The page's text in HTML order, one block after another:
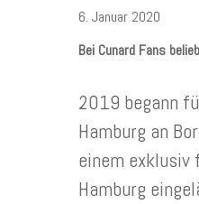
6. Januar 2020
Bei Cunard Fans
2019 begann
Hamburg an
einem exklusiv
Hamburg